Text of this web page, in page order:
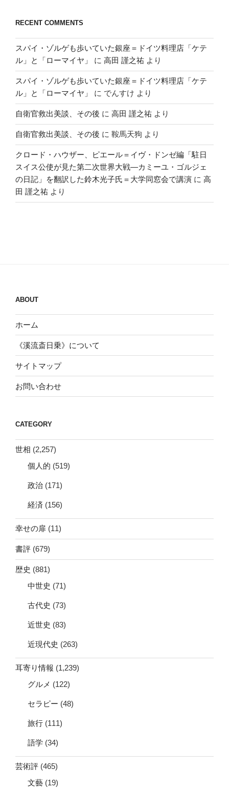
RECENT COMMENTS
スパイ・ゾルゲも歩いていた銀座＝ドイツ料理店「ケテ
ル」と「ローマイヤ」
に 高田 謹之祐 より
スパイ・ゾルゲも歩いていた銀座＝ドイツ料理店「ケテ
ル」と「ローマイヤ」
に でんすけ より
自衛官救出美談、その後 に 高田 謹之祐 より
自衛官救出美談、その後 に 鞍馬天狗 より
クロード・ハウザー、ピエール＝イヴ・ドンゼ編「駐日
スイス公使が見た第二次世界大戦―カミーユ・ゴルジェ
の日記」を翻訳した鈴木光子氏＝大学同窓会で講演 に 高
田 謹之祐 より
ABOUT
ホーム
《溪流斎日乗》について
サイトマップ
お問い合わせ
CATEGORY
世相 (2,257)
個人的 (519)
政治 (171)
経済 (156)
幸せの扉 (11)
書評 (679)
歴史 (881)
中世史 (71)
古代史 (73)
近世史 (83)
近現代史 (263)
耳寄り情報 (1,239)
グルメ (122)
セラピー (48)
旅行 (111)
語学 (34)
芸術評 (465)
文藝 (19)